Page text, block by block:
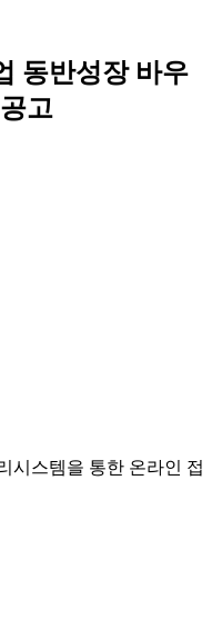
동반성장 바우
고
시스템을 통한 온라인 접